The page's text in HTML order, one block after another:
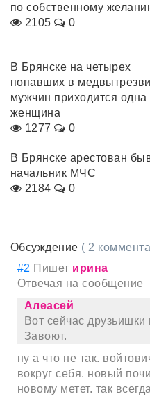
по собственному
2105
0
В Брянске на четырех
попавших в
мужчин приходится одна
женщина
1277
0
В Брянске арестован
начальник МЧС
2184
0
Обсуждение ( 2
#2 Пишет ирина
Отвечая на сообщение
Алеасей
Вот сейчас друзьишки
Завоют.
ну а что не так.
вокруг себя. новый
новому метет. так